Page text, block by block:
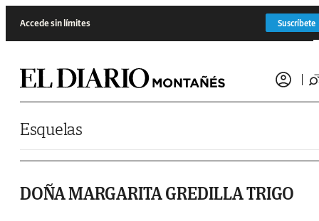
Accede sin límites Suscríbete
Esquelas
DOÑA MARGARITA GREDILLA TRIGO